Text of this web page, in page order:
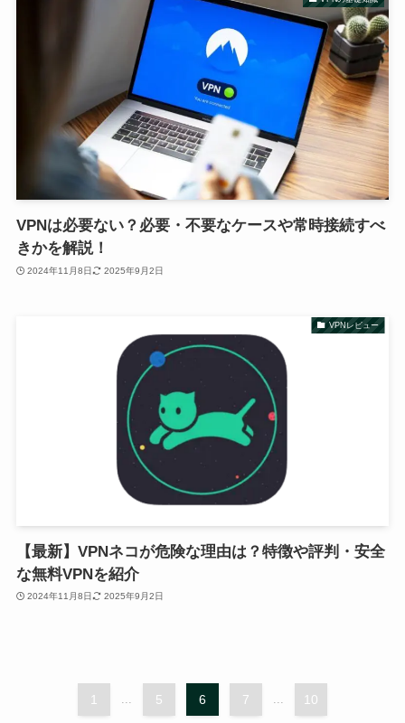
VPNは必要ない？必要・不要なケースや常時接続すべ
きかを解説！
2024年11月8日 2025年9月2日
VPNレビュー
【最新】VPNネコが危険な理由は？特徴や評判・安全
な無料VPNを紹介
2024年11月8日 2025年9月2日
1 5 6 7 10